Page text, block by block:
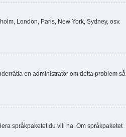
London, Paris, New York, Sydney, osv.
en administratör om detta problem så
språkpaketet du vill ha. Om språkpaketet